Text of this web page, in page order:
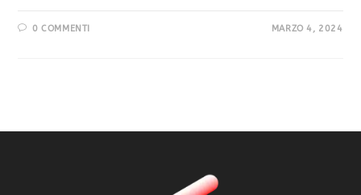
0 COMMENTI MARZO 4, 2024